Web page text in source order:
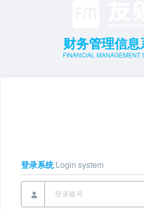
财务管理信息
FINANCIAL MANAGEMENT
登录系统 Login system